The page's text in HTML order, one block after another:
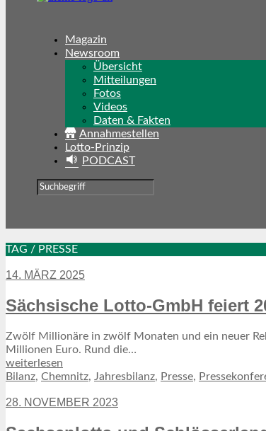
Magazin
Newsroom
Übersicht
Mitteilungen
Fotos
Videos
Daten & Fakten
Annahmestellen
Lotto-Prinzip
PODCAST
TAG / PRESSE
14. MÄRZ 2025
Sächsische Lotto-GmbH feiert
Zwölf Millionäre in zwölf Monaten und ein neuer
Millionen Euro. Rund die…
weiterlesen
Bilanz, Chemnitz, Jahresbilanz, Presse,
28. NOVEMBER 2023